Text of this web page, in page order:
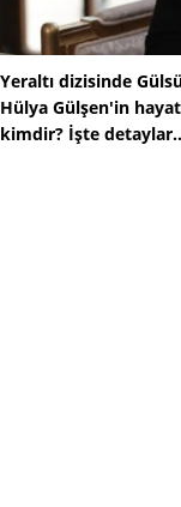
Yeraltı dizisinde
Hülya Gülşen'in
kimdir? İşte